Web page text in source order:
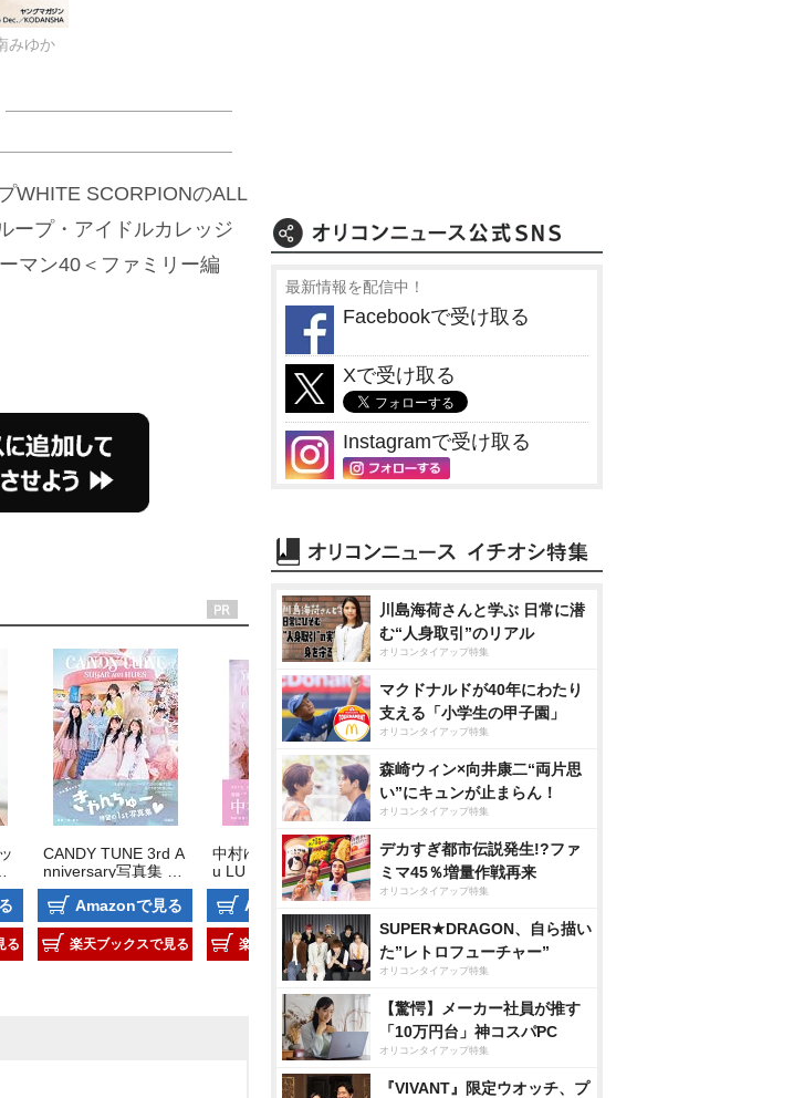
みゆか
WHITE SCORPIONのALL
ープ・アイドルカレッジ
マン40＜ファミリー編
る
CANDY TUNE 3rd A
nniversary写真集 S
UGAR AND HUES
Amazonで見る
楽天ブックスで見る
中村ゆりか写真集 Y
u LU ri NA
Amazonで見る
楽天ブックスで見る
GーSTYLE VISUAL
ART PHOTOBOOK
須田亜香里 アカリノ
楽天ブックスで見る
菊池修司1st写真集
最新情報を配信中！
Facebookで受け取る
Xで受け取る
Instagramで受け取る
川島海荷さんと学ぶ 日常に潜
む“人身取引”のリアル
オリコンタイアップ特集
マクドナルドが40年にわたり
支える「小学生の甲子園」
オリコンタイアップ特集
森崎ウィン×向井康二“両片思
い”にキュンが止まらん！
オリコンタイアップ特集
デカすぎ都市伝説発生!?ファ
ミマ45％増量作戦再来
オリコンタイアップ特集
SUPER★DRAGON、自ら描い
た”レトロフューチャー”
オリコンタイアップ特集
【驚愕】メーカー社員が推す
「10万円台」神コスパPC
オリコンタイアップ特集
『VIVANT』限定ウオッチ、プ